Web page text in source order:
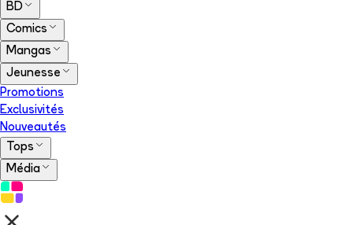
BD
Comics
Mangas
Jeunesse
Promotions
Exclusivités
Nouveautés
Tops
Média